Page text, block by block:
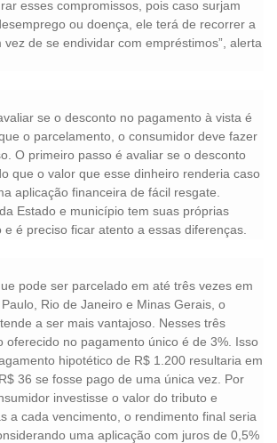
esses compromissos, pois caso surjam
ou doença, ele terá de recorrer a
de se endividar com empréstimos”, alerta
se o desconto no pagamento à vista é
o parcelamento, o consumidor deve fazer
O primeiro passo é avaliar se o desconto
que o valor que esse dinheiro renderia caso
aplicação financeira de fácil resgate.
Estado e município tem suas próprias
é preciso ficar atento a essas diferenças.
pode ser parcelado em até três vezes em
Rio de Janeiro e Minas Gerais, o
a ser mais vantajoso. Nesses três
oferecido no pagamento único é de 3%. Isso
hipotético de R$ 1.200 resultaria em
36 se fosse pago de uma única vez. Por
investisse o valor do tributo e
a cada vencimento, o rendimento final seria
uma aplicação com juros de 0,5%